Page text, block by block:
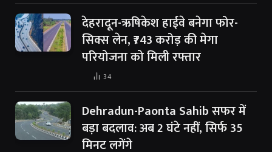
देहरादून-ऋषिकेश हाईवे बनेगा फोर-
सिक्स लेन, ₹743 करोड़ की मेगा
परियोजना को मिली रफ्तार
34
Dehradun-Paonta Sahib सफर में
बड़ा बदलाव: अब 2 घंटे नहीं, सिर्फ 35
मिनट लगेंगे